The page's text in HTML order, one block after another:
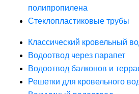
полипропилена
Стеклопластиковые трубы
Классический кровельный
Водоотвод через парапет
Водоотвод балконов и
Решетки для кровельного